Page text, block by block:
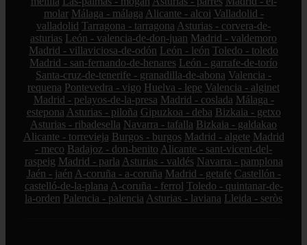
molar Málaga - málaga Alicante - alcoi Valladolid -
valladolid Tarragona - tarragona Asturias - corvera-de-
asturias León - valencia-de-don-juan Madrid - valdemoro
Madrid - villaviciosa-de-odón León - león Toledo - toledo
Madrid - san-fernando-de-henares León - garrafe-de-torío
Santa-cruz-de-tenerife - granadilla-de-abona Valencia -
requena Pontevedra - vigo Huelva - lepe Valencia - alginet
Madrid - pelayos-de-la-presa Madrid - coslada Málaga -
estepona Asturias - piloña Gipuzkoa - deba Bizkaia - getxo
Asturias - ribadesella Navarra - tafalla Bizkaia - galdakao
Alicante - torrevieja Burgos - burgos Madrid - algete Madrid
- meco Badajoz - don-benito Alicante - sant-vicent-del-
raspeig Madrid - parla Asturias - valdés Navarra - pamplona
Jaén - jaén A-coruña - a-coruña Madrid - getafe Castellón -
castelló-de-la-plana A-coruña - ferrol Toledo - quintanar-de-
la-orden Palencia - palencia Asturias - laviana Lleida - seròs